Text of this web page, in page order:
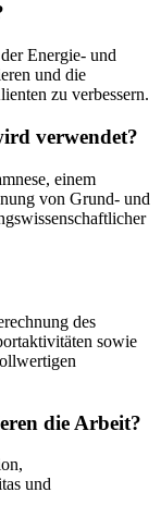
Energie- und
und die
zu verbessern.
verwendet?
einem
von Grund- und
des
sowie
die Arbeit?
und